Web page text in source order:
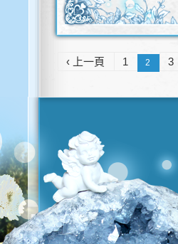
‹ 上一頁 1 2 3